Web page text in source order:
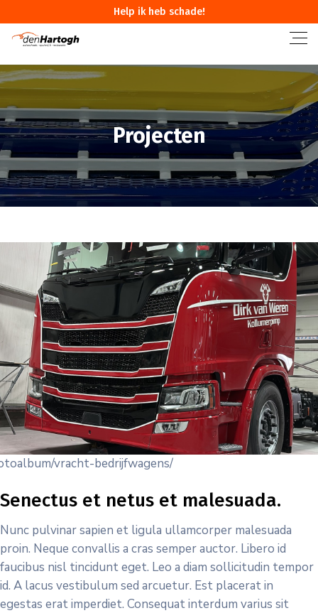
Help ik heb schade!
Projecten
vracht-bedrijfwagens/
Senectus et netus et malesuada.
Nunc pulvinar sapien et ligula ullamcorper malesuada
proin. Neque convallis a cras semper auctor. Libero id
faucibus nisl tincidunt eget. Leo a diam sollicitudin tempor
id. A lacus vestibulum sed arcuetur. Est placerat in
egestas erat imperdiet. Consequat interdum varius sit